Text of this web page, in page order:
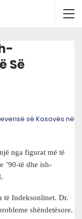
Së
nga figurat më të
’90-të dhe ish-
të Indeksonlinet. Dr.
shëndetësore.